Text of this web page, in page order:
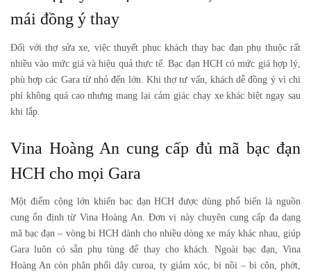
mái đồng ý thay
Đối với thợ sửa xe, việc thuyết phục khách thay bạc đạn phụ thuộc rất
nhiều vào mức giá và hiệu quả thực tế. Bạc đạn HCH có mức giá hợp lý,
phù hợp các Gara từ nhỏ đến lớn. Khi thợ tư vấn, khách dễ đồng ý vì chi
phí không quá cao nhưng mang lại cảm giác chạy xe khác biệt ngay sau
khi lắp.
Vina Hoàng An cung cấp đủ mã bạc đạn
HCH cho mọi Gara
Một điểm cộng lớn khiến bạc đạn HCH được dùng phổ biến là nguồn
cung ổn định từ Vina Hoàng An. Đơn vị này chuyên cung cấp đa dạng
mã bạc đạn – vòng bi HCH dành cho nhiều dòng xe máy khác nhau, giúp
Gara luôn có sẵn phụ tùng để thay cho khách. Ngoài bạc đạn, Vina
Hoàng An còn phân phối dây curoa, ty giảm xóc, bi nồi – bi côn, phớt,